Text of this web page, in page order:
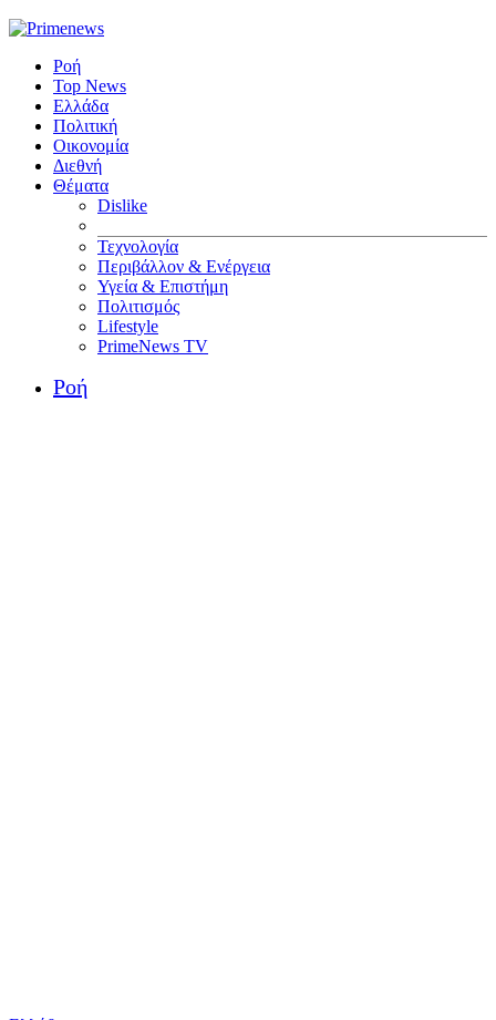
Ροή
Top News
Ελλάδα
Πολιτική
Οικονομία
Διεθνή
Θέματα
Dislike
Τεχνολογία
Περιβάλλον & Ενέργεια
Υγεία & Επιστήμη
Πολιτισμός
Lifestyle
PrimeNews TV
Ροή